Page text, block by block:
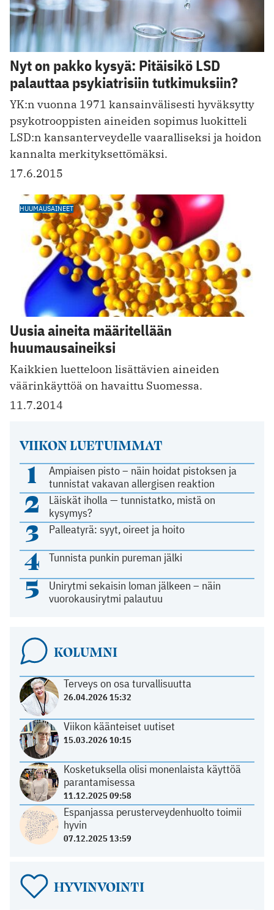
Nyt on pakko kysyä: Pitäisikö LSD
palauttaa psykiatrisiin tutkimuksiin?
YK:n vuonna 1971 kansainvälisesti hyväksytty
psykotrooppisten aineiden sopimus luokitteli
LSD:n kansanterveydelle vaaralliseksi ja hoidon
kannalta merkityksettömäksi.
17.6.2015
HUUMAUSAINEET
Uusia aineita määritellään
huumausaineiksi
Kaikkien luetteloon lisättävien aineiden
väärinkäyttöä on havaittu Suomessa.
11.7.2014
VIIKON LUETUIMMAT
1
Ampiaisen pisto – näin hoidat pistoksen ja
tunnistat vakavan allergisen reaktion
2
Läiskät iholla — tunnistatko, mistä on
kysymys?
3 Palleatyrä: syyt, oireet ja hoito
4 Tunnista punkin pureman jälki
5
Unirytmi sekaisin loman jälkeen – näin
vuorokausirytmi palautuu
KOLUMNI
Terveys on osa turvallisuutta
26.04.2026 15:32
Viikon käänteiset uutiset
15.03.2026 10:15
Kosketuksella olisi monenlaista käyttöä
parantamisessa
11.12.2025 09:58
Espanjassa perusterveydenhuolto toimii
hyvin
07.12.2025 13:59
HYVINVOINTI